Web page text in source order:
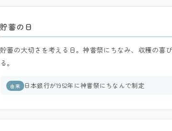
貯蓄の日
貯蓄の大切さを考える日。神嘗祭にちなみ、収穫の喜
る。
由来 日本銀行が1952年に神嘗祭にちなんで制定